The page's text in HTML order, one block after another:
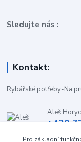
Sledujte nás :
Kontakt:
Rybářské potřeby-Na
Aleš
+420
Pro základní